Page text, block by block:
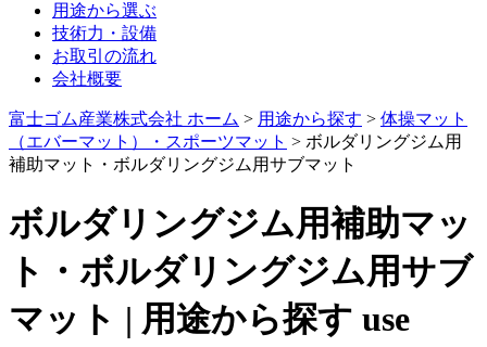
用途から選ぶ
技術力・設備
お取引の流れ
会社概要
富士ゴム産業株式会社 ホーム > 用途から探す > 体操マット
（エバーマット）・スポーツマット > ボルダリングジム用
補助マット・ボルダリングジム用サブマット
ボルダリングジム用補助マッ
ト・ボルダリングジム用サブ
マット | 用途から探す use